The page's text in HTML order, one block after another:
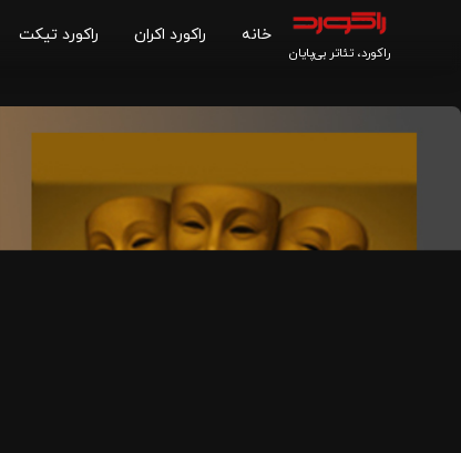
راکورد، تئاتر بی‌پایان
خانه راکورد اکران راکورد تیکت